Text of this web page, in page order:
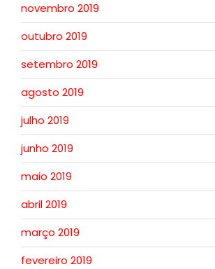
novembro 2019
outubro 2019
setembro 2019
agosto 2019
julho 2019
junho 2019
maio 2019
abril 2019
março 2019
fevereiro 2019